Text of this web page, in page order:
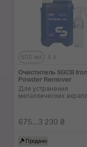
500 мл 4 л
Очиститель SGCB Iron
Powder Remover
Для устранения
металлических
675...3 230 ₴
Продано